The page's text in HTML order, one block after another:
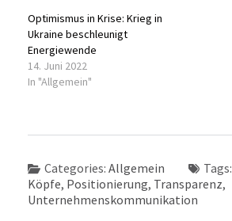
Optimismus in Krise: Krieg in
Ukraine beschleunigt
Energiewende
14. Juni 2022
In "Allgemein"
Categories: Allgemein Tags:
Köpfe, Positionierung, Transparenz,
Unternehmenskommunikation